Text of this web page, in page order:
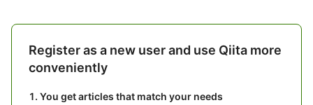
Register as a new user and use Qiita more
conveniently
You get articles that match your needs